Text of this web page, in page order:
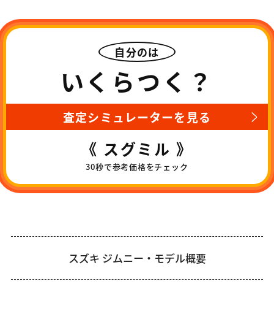
自分のは
いくらつく？
査定シミュレーターを見る
《 スグミル 》
30秒で参考価格をチェック
スズキ ジムニー・モデル概要